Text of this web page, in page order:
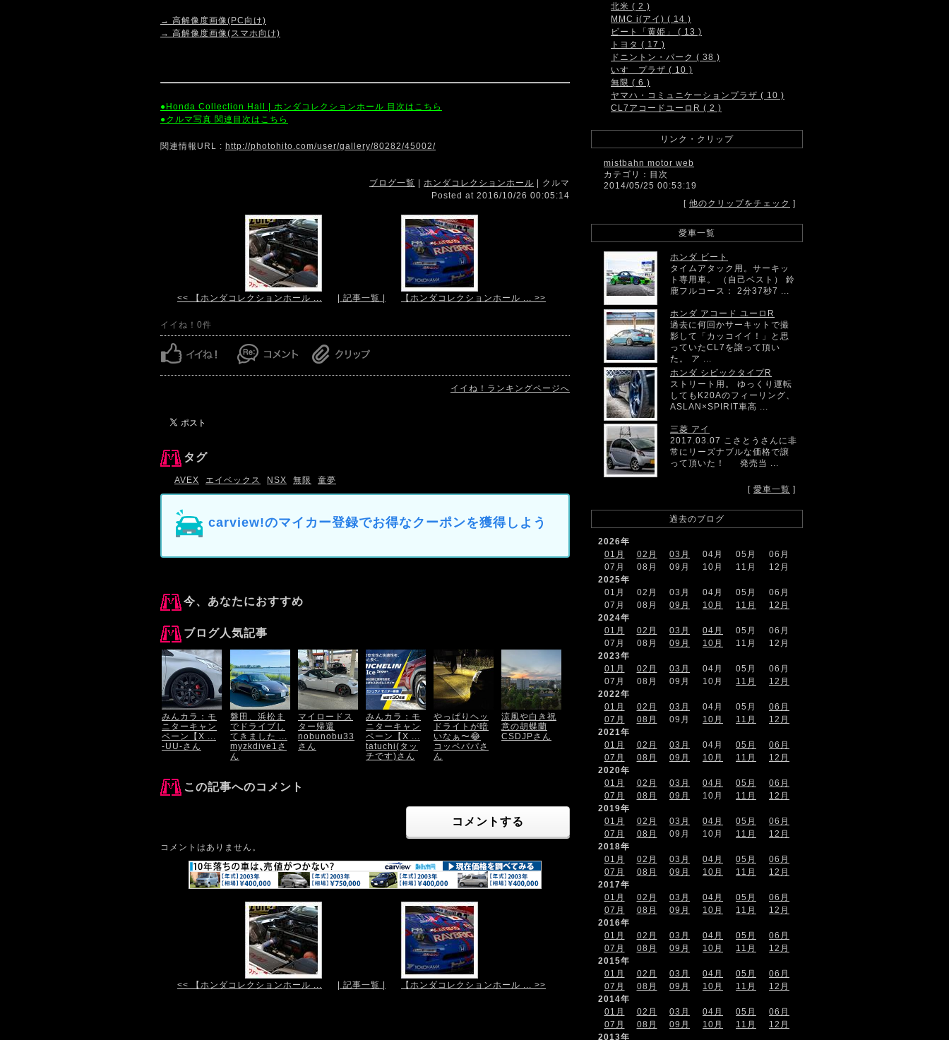
→ 高解像度画像(PC向け)
→ 高解像度画像(スマホ向け)
●Honda Collection Hall | ホンダコレクションホール 目次はこちら
●クルマ写真 関連目次はこちら
関連情報URL : http://photohito.com/user/gallery/80282/45002/
ブログ一覧 | ホンダコレクションホール | クルマ
Posted at 2016/10/26 00:05:14
<< 【ホンダコレクションホール ... | 記事一覧 | 【ホンダコレクションホール ... >>
イイね！0件
イイね！ランキングページへ
タグ
AVEX エイベックス NSX 無限 童夢
carview!のマイカー登録でお得なクーポンを獲得しよう
今、あなたにおすすめ
ブログ人気記事
みんカラ：モ
ニターキャン
ペーン【X ...
-UU-さん
磐田、浜松ま
でドライブし
てきました ...
myzkdive1さ
ん
マイロードス
ター帰還
nobunobu33
さん
みんカラ：モ
ニターキャン
ペーン【X ...
tatuchi(タッ
チです)さん
やっぱりヘッ
ドライトが暗
いなぁ〜😂
コッペパパさ
ん
涼風や白き祝
意の胡蝶蘭
CSDJPさん
この記事へのコメント
コメントする
コメントはありません。
<< 【ホンダコレクションホール ... | 記事一覧 | 【ホンダコレクションホール ... >>
北米 ( 2 )
MMC i(アイ) ( 14 )
ビート「黄姫」 ( 13 )
トヨタ ( 17 )
ドニントン・パーク ( 38 )
いすゞプラザ ( 10 )
無限 ( 6 )
ヤマハ・コミュニケーションプラザ ( 10 )
CL7アコードユーロR ( 2 )
リンク・クリップ
mistbahn motor web
カテゴリ：目次
2014/05/25 00:53:19
[ 他のクリップをチェック ]
愛車一覧
ホンダ ビート
タイムアタック用。サーキッ
ト専用車。 （自己ベスト） 鈴
鹿フルコース： 2分37秒7 ...
ホンダ アコード ユーロR
過去に何回かサーキットで撮
影して「カッコイイ！」と思
っていたCL7を譲って頂い
た。 ア ...
ホンダ シビックタイプR
ストリート用。 ゆっくり運転
してもK20Aのフィーリング、
ASLAN×SPIRIT車高 ...
三菱 アイ
2017.03.07 こさとうさんに非
常にリーズナブルな価格で譲
って頂いた！ 発売当 ...
[ 愛車一覧 ]
過去のブログ
2026年
01月
02月 03月 04月 05月
06月
07月
08月 09月 10月 11月
12月
2025年
01月
02月 03月 04月 05月
06月
07月
08月 09月 10月 11月
12月
2024年
01月
02月 03月 04月 05月
06月
07月
08月 09月 10月 11月
12月
2023年
01月
02月 03月 04月 05月
06月
07月
08月 09月 10月 11月
12月
2022年
01月
02月 03月 04月 05月
06月
07月
08月 09月 10月 11月
12月
2021年
01月
02月 03月 04月 05月
06月
07月
08月 09月 10月 11月
12月
2020年
01月
02月 03月 04月 05月
06月
07月
08月 09月 10月 11月
12月
2019年
01月
02月 03月 04月 05月
06月
07月
08月 09月 10月 11月
12月
2018年
01月
02月 03月 04月 05月
06月
07月
08月 09月 10月 11月
12月
2017年
01月
02月 03月 04月 05月
06月
07月
08月 09月 10月 11月
12月
2016年
01月
02月 03月 04月 05月
06月
07月
08月 09月 10月 11月
12月
2015年
01月
02月 03月 04月 05月
06月
07月
08月 09月 10月 11月
12月
2014年
01月
02月 03月 04月 05月
06月
07月
08月 09月 10月 11月
12月
2013年